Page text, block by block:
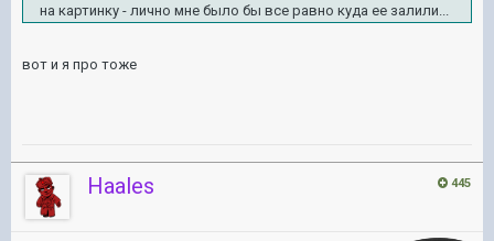
на картинку - лично мне было бы все равно куда ее залили...
вот и я про тоже
445
Haales